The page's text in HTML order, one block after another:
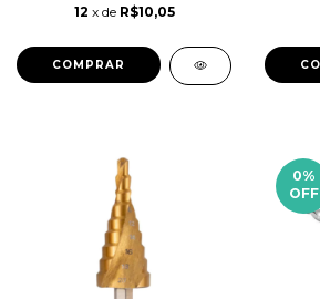
12 x de R$10,05
0%
OFF